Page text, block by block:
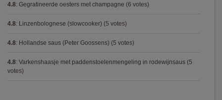
4.8: Gegratineerde oesters met champagne (6 votes)
4.8: Linzenbolognese (slowcooker) (5 votes)
4.8: Hollandse saus (Peter Goossens) (5 votes)
4.8: Varkenshaasje met paddenstoelenmengeling in rodewijnsaus (5
votes)